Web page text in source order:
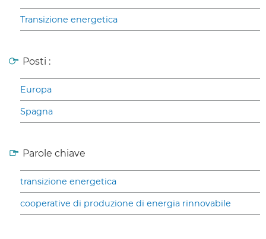
Transizione energetica
Posti :
Europa
Spagna
Parole chiave
transizione energetica
cooperative di produzione di energia rinnovabile